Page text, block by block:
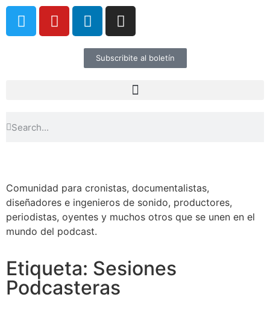
Subscribite al boletín
Comunidad para cronistas, documentalistas,
diseñadores e ingenieros de sonido, productores,
periodistas, oyentes y muchos otros que se unen en el
mundo del podcast.
Etiqueta: Sesiones
Podcasteras